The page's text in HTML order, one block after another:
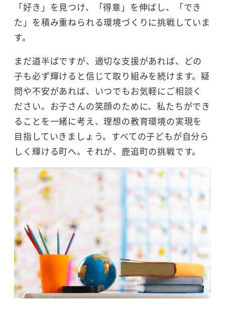
「好き」を見つけ、「得意」を伸ばし、「でき
た」を積み重ねられる環境づくりに挑戦していま
す。
まだ道半ばですが、適切な支援があれば、どの
子も必ず輝けると信じて取り組みを続けます。疑
問や不安があれば、いつでもお気軽にご相談く
ださい。お子さんの笑顔のために、私たちができ
ることを一緒に考え、理想の教育環境の実現を
目指していきましょう。すべての子どもが自分ら
しく輝ける町へ。それが、鹿追町の挑戦です。